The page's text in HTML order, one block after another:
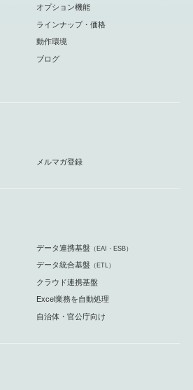
オプション機能
ラインナップ・価格
動作環境
ブログ
メルマガ登録
データ連携基盤 （EAI・ESB）
データ統合基盤 （ETL）
クラウド連携基盤
Excel業務を自動処理
自治体・官公庁向け